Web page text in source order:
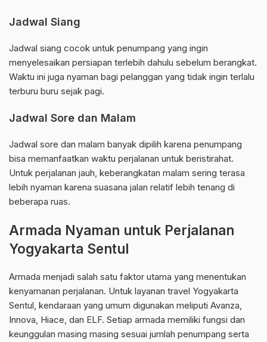
Jadwal Siang
Jadwal siang cocok untuk penumpang yang ingin
menyelesaikan persiapan terlebih dahulu sebelum berangkat.
Waktu ini juga nyaman bagi pelanggan yang tidak ingin terlalu
terburu buru sejak pagi.
Jadwal Sore dan Malam
Jadwal sore dan malam banyak dipilih karena penumpang
bisa memanfaatkan waktu perjalanan untuk beristirahat.
Untuk perjalanan jauh, keberangkatan malam sering terasa
lebih nyaman karena suasana jalan relatif lebih tenang di
beberapa ruas.
Armada Nyaman untuk Perjalanan
Yogyakarta Sentul
Armada menjadi salah satu faktor utama yang menentukan
kenyamanan perjalanan. Untuk layanan travel Yogyakarta
Sentul, kendaraan yang umum digunakan meliputi Avanza,
Innova, Hiace, dan ELF. Setiap armada memiliki fungsi dan
keunggulan masing masing sesuai jumlah penumpang serta